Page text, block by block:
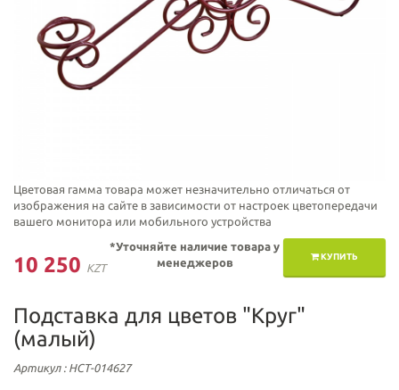
Цветовая гамма товара может незначительно отличаться от
изображения на сайте в зависимости от настроек цветопередачи
вашего монитора или мобильного устройства
10 250 KZT
КУПИТЬ
*Уточняйте наличие товара у
менеджеров
Подставка для цветов "Круг"
(малый)
Артикул: НСТ-014627